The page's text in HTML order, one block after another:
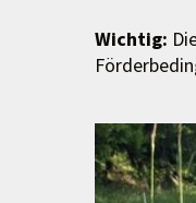
Wichtig: